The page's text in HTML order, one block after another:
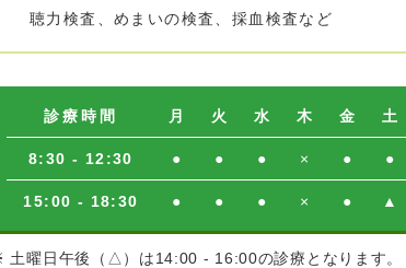
聴力検査、めまいの検査、採血検査など
診療時間 月 火 水 木 金 土
8:30 - 12:30 ● ● ● × ● ●
15:00 - 18:30 ● ● ● × ● ▲
土曜日午後（△）は14:00 - 16:00の診療となります。